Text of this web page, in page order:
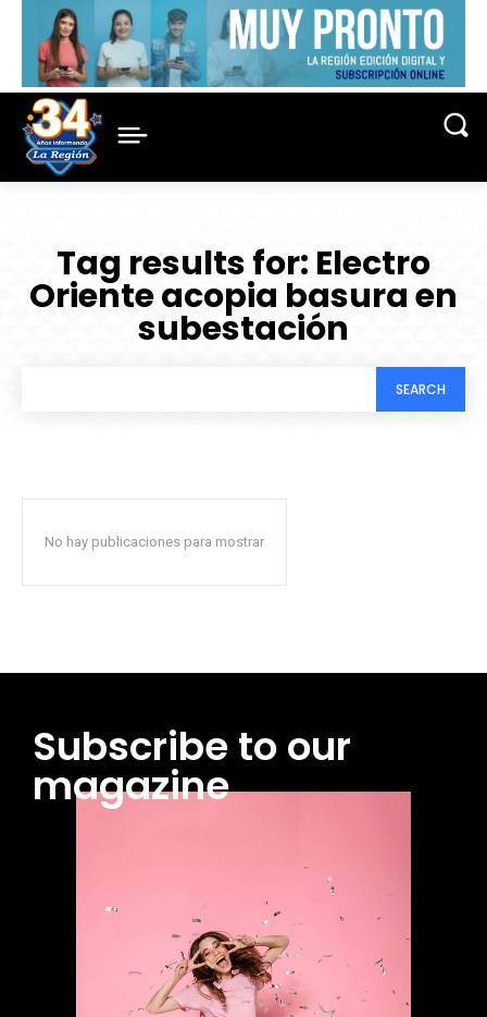
Tag results for: Electro
Oriente acopia basura en
subestación
SEARCH
No hay publicaciones para mostrar
Subscribe to our
magazine